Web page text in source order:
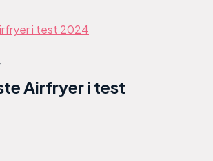
Airfryer i test